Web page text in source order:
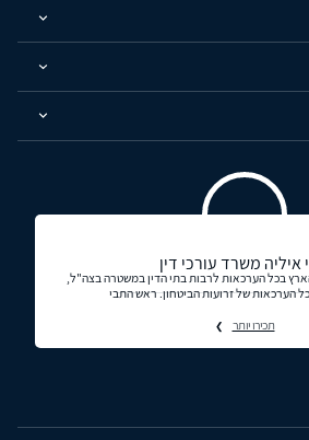
איליה משרד עורכי דין
בכל הערכאות לרבות בתי הדין במשטרה בצה"ל,
הערכאות של זרועות הביטחון. ראש התבי
תכירו יותר